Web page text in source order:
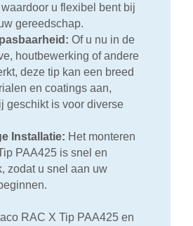
u flexibel bent bij
gereedschap.
Of u nu in de
houtbewerking of andere
deze tip kan een breed
en coatings aan,
is voor diverse
Installatie: Het monteren
PAA425 is snel en
u snel aan uw
RAC X Tip PAA425 en